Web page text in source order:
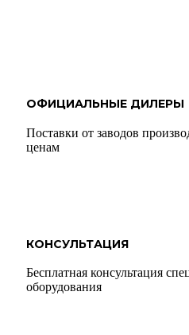
ОФИЦИАЛЬНЫЕ ДИЛЕРЫ
Поставки от заводов
ценам
КОНСУЛЬТАЦИЯ
Бесплатная консультация
оборудования